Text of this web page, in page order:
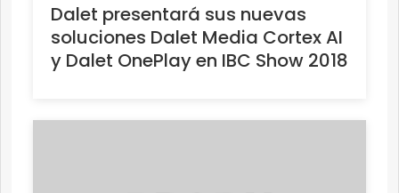
Dalet presentará sus nuevas
soluciones Dalet Media Cortex AI
y Dalet OnePlay en IBC Show 2018